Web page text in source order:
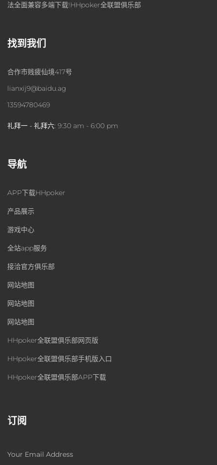
法全面兼容多端下载!HHpoker全联盟俱乐部
找到我们
合作市贱疲仙境417号
lianxij9@baidu.ag
13594780469
礼拜一 - 礼拜六: 9:30 am - 6:00 pm
导航
APP下载HHpoker
产品展示
游戏中心
全站app服务
接洽官方俱乐部
网站地图
网站地图
网站地图
HHpoker全联盟俱乐部网页版
HHpoker全联盟俱乐部手机版入口
HHpoker全联盟俱乐部APP下载
订阅
Your Email Address